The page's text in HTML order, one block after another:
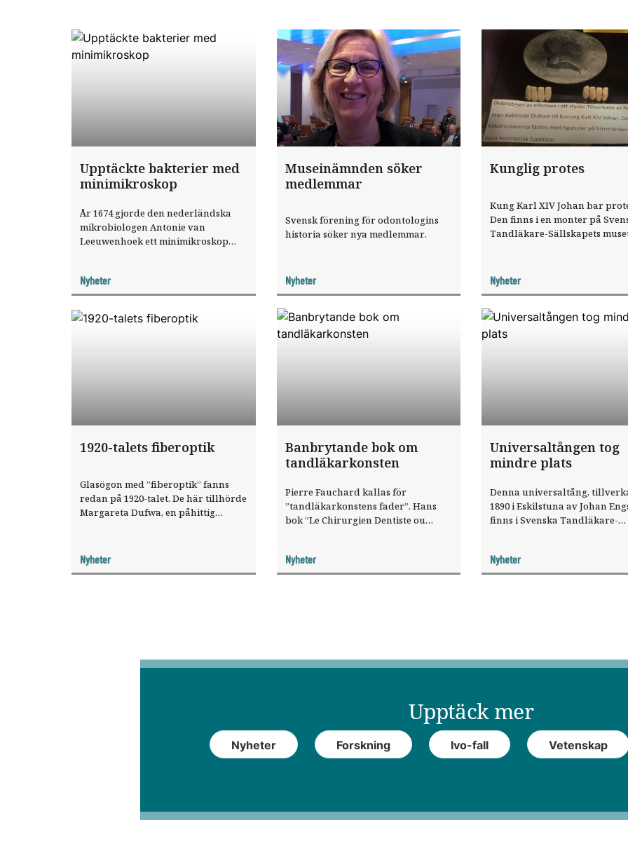
Upptäckte bakterier med
minimikroskop
År 1674 gjorde den nederländska
mikrobiologen Antonie van
Leeuwenhoek ett minimikroskop
bakterier.
Nyheter
Museinämnden söker
medlemmar
Svensk förening för odontologins
historia söker nya medlemmar.
Nyheter
Kunglig protes
Kung Karl XIV Johan bar
Den finns i en monter på
Tandläkare-Sällskapets
Nyheter
1920-talets fiberoptik
Glasögon med ”fiberoptik” fanns
redan på 1920-talet. De här tillhörde
Margareta Dufwa, en påhittig
extra ljus.
Nyheter
Banbrytande bok om
tandläkarkonsten
Pierre Fauchard kallas för
”tandläkarkonstens fader”. Hans
bok ”Le Chirurgien Dentiste ou
äger flera exemplar.
Nyheter
Universaltången tog
mindre plats
Denna universaltång,
1890 i Eskilstuna av Johan
finns i Svenska Tandläkare-
Nyheter
Upptäck mer
Nyheter Forskning Ivo-fall Vetenskap